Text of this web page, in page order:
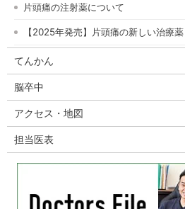
片頭痛の注射薬について
【2025年発売】片頭痛の新しい治療
てんかん
脳卒中
アクセス・地図
担当医表